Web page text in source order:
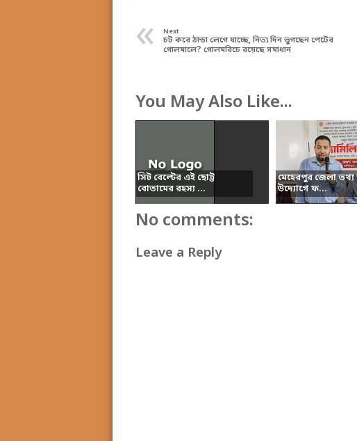
« Next
চট করে ঠান্ডা লেগে যাচ্ছে, নিত্য দিন ভুগছেন পেটের
গোলমালে? গোলমরিচে রয়েছে সমাধান
You May Also Like...
সিট বেল্টের এই ছোট্ট
বোতামের রহস্য ...
মেহেরপুর জেলা
উদ্যোগে ফ...
No comments:
Leave a Reply